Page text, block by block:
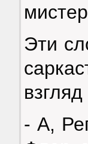
Эти
- А,